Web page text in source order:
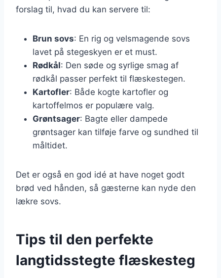
forslag til, hvad du kan servere til:
Brun sovs: En rig og velsmagende sovs
lavet på stegeskyen er et must.
Rødkål: Den søde og syrlige smag af
rødkål passer perfekt til flæskestegen.
Kartofler: Både kogte kartofler og
kartoffelmos er populære valg.
Grøntsager: Bagte eller dampede
grøntsager kan tilføje farve og sundhed til
måltidet.
Det er også en god idé at have noget godt
brød ved hånden, så gæsterne kan nyde den
lækre sovs.
Tips til den perfekte
langtidsstegte flæskesteg